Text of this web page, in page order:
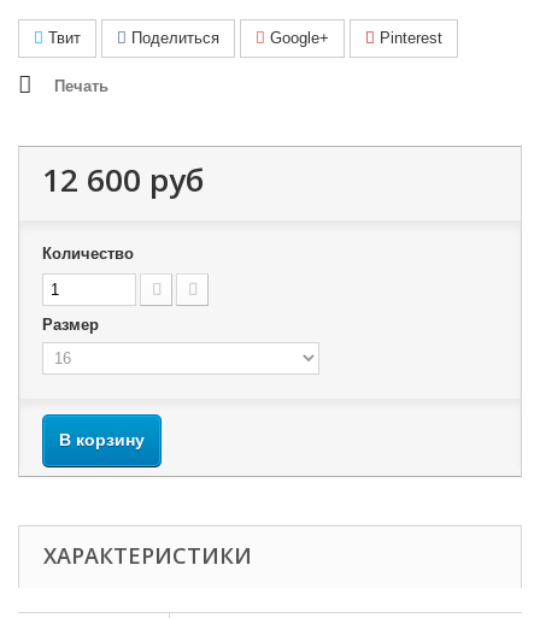
Твит Поделиться Google+ Pinterest
Печать
12 600 руб
Количество
Размер
В корзину
ХАРАКТЕРИСТИКИ